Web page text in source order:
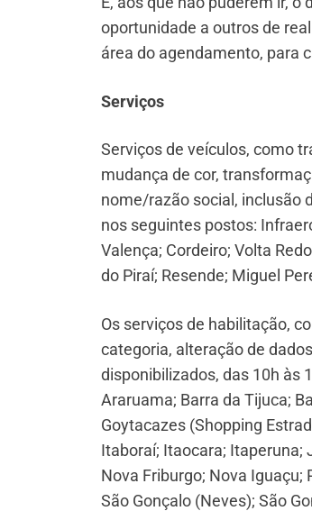
oportunidade a outros de
área do agendamento, para
Serviços
Serviços de veículos, como
mudança de cor,
nome/razão social, inclusão
nos seguintes postos:
Valença; Cordeiro; Volta
do Piraí; Resende; Miguel
Os serviços de habilitação,
categoria, alteração de
disponibilizados, das 10h às
Araruama; Barra da Tijuca;
Goytacazes (Shopping
Itaboraí; Itaocara; Itaperuna;
Nova Friburgo; Nova Iguaçu;
São Gonçalo (Neves); São